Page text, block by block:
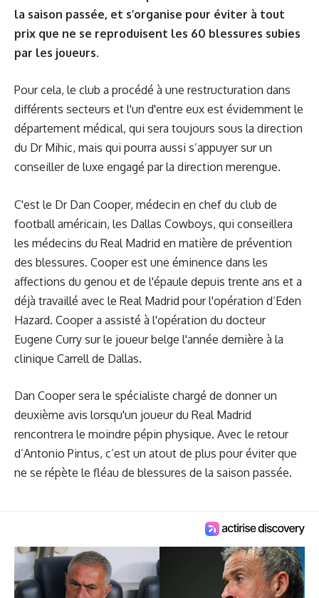
la saison passée, et s’organise pour éviter à tout
prix que ne se reproduisent les 60 blessures subies
par les joueurs.
Pour cela, le club a procédé à une restructuration dans
différents secteurs et l'un d'entre eux est évidemment le
département médical, qui sera toujours sous la direction
du Dr Mihic, mais qui pourra aussi s’appuyer sur un
conseiller de luxe engagé par la direction merengue.
C'est le Dr Dan Cooper, médecin en chef du club de
football américain, les Dallas Cowboys, qui conseillera
les médecins du Real Madrid en matière de prévention
des blessures. Cooper est une éminence dans les
affections du genou et de l'épaule depuis trente ans et a
déjà travaillé avec le Real Madrid pour l'opération d’Eden
Hazard. Cooper a assisté à l'opération du docteur
Eugene Curry sur le joueur belge l'année dernière à la
clinique Carrell de Dallas.
Dan Cooper sera le spécialiste chargé de donner un
deuxième avis lorsqu'un joueur du Real Madrid
rencontrera le moindre pépin physique. Avec le retour
d’Antonio Pintus, c’est un atout de plus pour éviter que
ne se répète le fléau de blessures de la saison passée.